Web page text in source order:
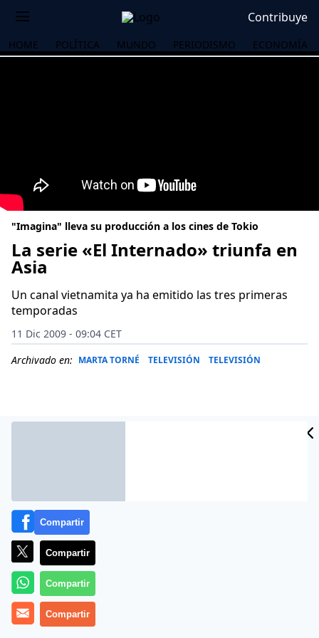
Contribuye
HOME POLÍTICA MUNDO PERIODISMO ECONOMÍA
"Imagina" lleva su producción a los cines de Tokio
La serie «El Internado» triunfa en
Asia
Un canal vietnamita ya ha emitido las tres primeras
temporadas
11 Dic 2009 - 09:04 CET
Archivado en: MARTA TORNÉ TELEVISIÓN TELEVISIÓN
El Internadoha viajado a Asia y regresa entre
ovaciones.
La promoción de la serie de misterio en un cine del
Compartir
Compartir
Compartir
Compartir